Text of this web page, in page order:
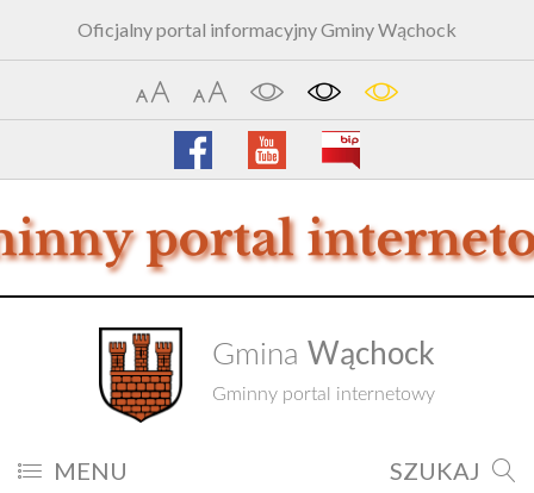
Oficjalny portal informacyjny Gminy Wąchock
Gmina Wąchock
Gminny portal internetowy
MENU SZUKAJ